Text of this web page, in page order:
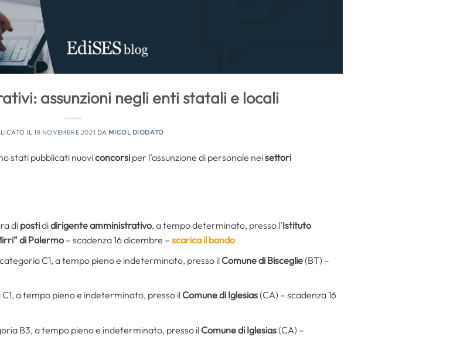
assunzioni negli enti statali e locali
IL18 NOVEMBRE 2021 DA MICOL DIODATO
stati pubblicati nuoviconcorsi per l’assunzione di personale neisettori
dipostididirigente amministrativo, a tempo determinato, presso l’Istituto
di Palermo– scadenza 16 dicembre – scarica il bando
C1, a tempo pieno e indeterminato, presso il Comune di Bisceglie(BT) –
a tempo pieno e indeterminato, presso il Comune di Iglesias(CA) – scadenza 16
B3, a tempo pieno e indeterminato, presso il Comune di Iglesias(CA) –